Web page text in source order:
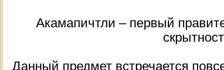
Акамапичтли – первый
Данный предмет встречается